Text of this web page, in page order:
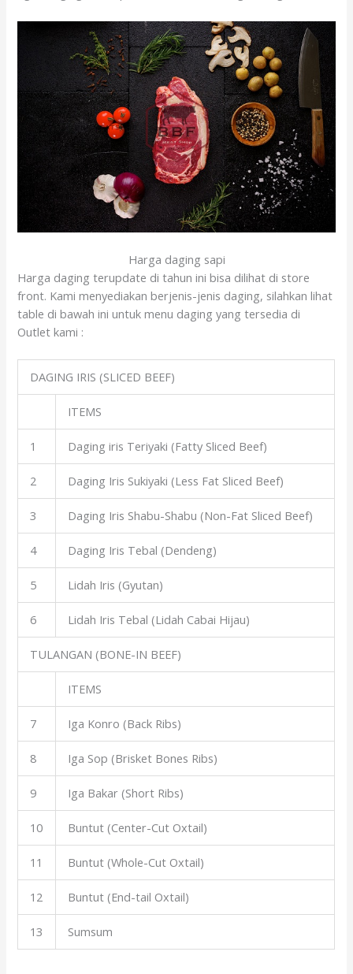
Harga daging sapi
Harga daging terupdate di tahun ini bisa dilihat di store
front. Kami menyediakan berjenis-jenis daging, silahkan lihat
table di bawah ini untuk menu daging yang tersedia di
Outlet kami :
DAGING IRIS (SLICED BEEF)
ITEMS
1 Daging iris Teriyaki (Fatty Sliced Beef)
2 Daging Iris Sukiyaki (Less Fat Sliced Beef)
3 Daging Iris Shabu-Shabu (Non-Fat Sliced Beef)
4 Daging Iris Tebal (Dendeng)
5 Lidah Iris (Gyutan)
6 Lidah Iris Tebal (Lidah Cabai Hijau)
TULANGAN (BONE-IN BEEF)
ITEMS
7 Iga Konro (Back Ribs)
8 Iga Sop (Brisket Bones Ribs)
9 Iga Bakar (Short Ribs)
10 Buntut (Center-Cut Oxtail)
11 Buntut (Whole-Cut Oxtail)
12 Buntut (End-tail Oxtail)
13 Sumsum